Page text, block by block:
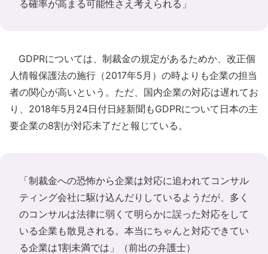
る確率が高まる可能性さえ考えられる」
GDPRについては、制裁金の規定があるためか、改正個
人情報保護法の施行（2017年5月）の時よりも企業の担当
者の関心が高いという。ただ、国内企業の対応は遅れてお
り、2018年5月24日付日経新聞もGDPRについて日本の主
要企業の8割が対応未了だと報じている。
「制裁金への恐怖から企業は対応に追われてコンサル
ティング会社に駆け込んだりしているようだが、多く
のコンサルは法律に弱くて明らかに誤った対応をして
いる企業も散見される。本当にちゃんと対応できてい
る企業は1割未満では」（前出の弁護士）